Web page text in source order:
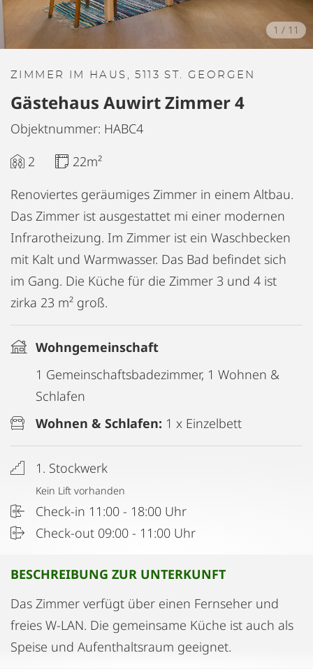
1 / 11
ZIMMER IM HAUS, 5113 ST. GEORGEN
Gästehaus Auwirt Zimmer 4
Objektnummer: HABC4
2
22m²
Renoviertes geräumiges Zimmer in einem Altbau.
Das Zimmer ist ausgestattet mi einer modernen
Infrarotheizung. Im Zimmer ist ein Waschbecken
mit Kalt und Warmwasser. Das Bad befindet sich
im Gang. Die Küche für die Zimmer 3 und 4 ist
zirka 23 m² groß.
Wohngemeinschaft
1 Gemeinschaftsbadezimmer, 1 Wohnen &
Schlafen
Wohnen & Schlafen: 1 x Einzelbett
1. Stockwerk
Kein Lift vorhanden
Check-in 11:00 - 18:00 Uhr
Check-out 09:00 - 11:00 Uhr
BESCHREIBUNG ZUR UNTERKUNFT
Das Zimmer verfügt über einen Fernseher und
freies W-LAN. Die gemeinsame Küche ist auch als
Speise und Aufenthaltsraum geeignet.